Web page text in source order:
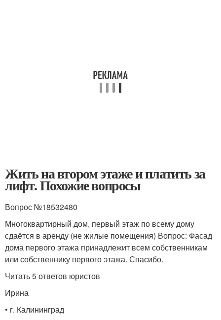
Жить на втором этаже и платить за
лифт. Похожие вопросы
Вопрос №18532480
Многоквартирный дом, первый этаж по всему дому
сдаётся в аренду (не жилые помещения) Вопрос: Фасад
дома первого этажа принадлежит всем собственникам
или собственнику первого этажа. Спасибо.
Читать 5 ответов юристов
Ирина
• г. Калининград